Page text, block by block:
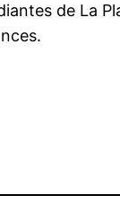
de La